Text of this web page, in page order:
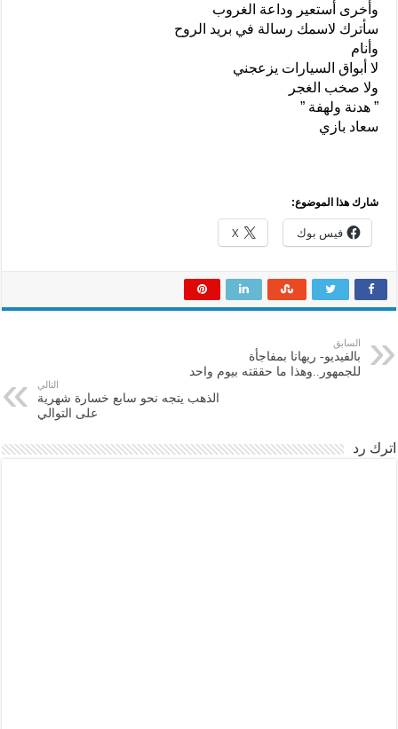
وأخرى أستعير وداعة الغروب
سأترك لاسمك رسالة في بريد الروح
وأنام
لا أبواق السيارات يزعجني
ولا صخب الغجر
” هدنة ولهفة ”
سعاد بازي
شارك هذا الموضوع:
فيس بوك X
السابق
بالفيديو- ريهانا بمفاجأة
للجمهور..وهذا ما حققته بيوم واحد
التالي
الذهب يتجه نحو سابع خسارة شهرية
على التوالي
اترك رد